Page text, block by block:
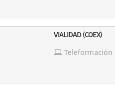
VIALIDAD (COEX)
Teleformación